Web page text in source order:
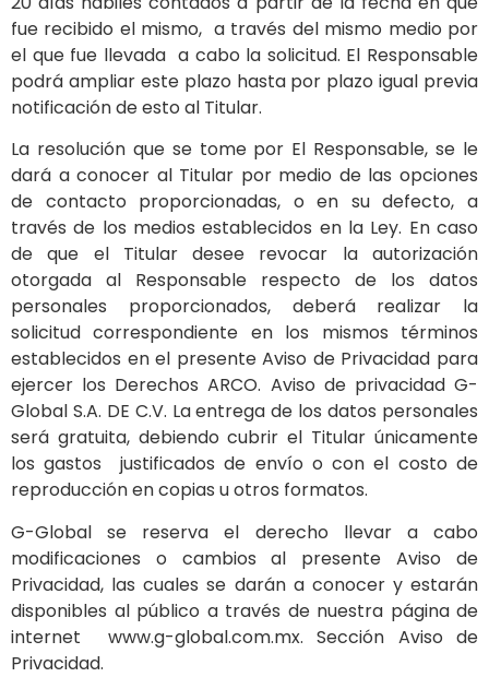
fue recibido el mismo, a través del mismo medio por
el que fue llevada a cabo la solicitud. El Responsable
podrá ampliar este plazo hasta por plazo igual previa
notificación de esto al Titular.
La resolución que se tome por El Responsable, se le
dará a conocer al Titular por medio de las opciones
de contacto proporcionadas, o en su defecto, a
través de los medios establecidos en la Ley. En caso
de que el Titular desee revocar la autorización
otorgada al Responsable respecto de los datos
personales proporcionados, deberá realizar la
solicitud correspondiente en los mismos términos
establecidos en el presente Aviso de Privacidad para
ejercer los Derechos ARCO. Aviso de privacidad G-
Global S.A. DE C.V. La entrega de los datos personales
será gratuita, debiendo cubrir el Titular únicamente
los gastos justificados de envío o con el costo de
reproducción en copias u otros formatos.
G-Global se reserva el derecho llevar a cabo
modificaciones o cambios al presente Aviso de
Privacidad, las cuales se darán a conocer y estarán
disponibles al público a través de nuestra página de
internet www.g-global.com.mx. Sección Aviso de
Privacidad.